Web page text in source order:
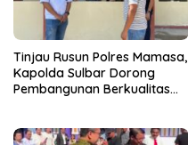
Tinjau Rusun Polres Mamasa,
Kapolda Sulbar Dorong
Pembangunan Berkualitas